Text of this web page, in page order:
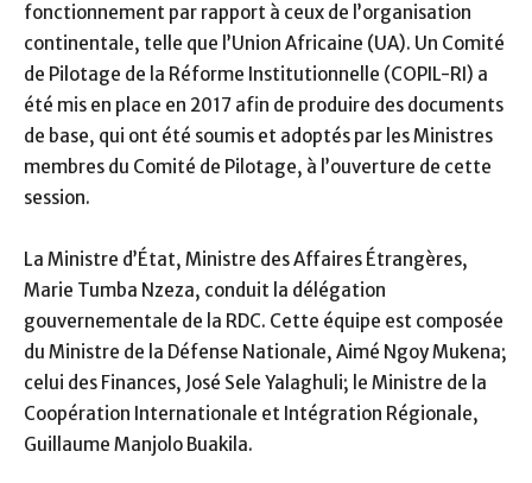
fonctionnement par rapport à ceux de l’organisation
continentale, telle que l’Union Africaine (UA). Un Comité
de Pilotage de la Réforme Institutionnelle (COPIL-RI) a
été mis en place en 2017 afin de produire des documents
de base, qui ont été soumis et adoptés par les Ministres
membres du Comité de Pilotage, à l’ouverture de cette
session.
La Ministre d’État, Ministre des Affaires Étrangères,
Marie Tumba Nzeza, conduit la délégation
gouvernementale de la RDC. Cette équipe est composée
du Ministre de la Défense Nationale, Aimé Ngoy Mukena;
celui des Finances, José Sele Yalaghuli; le Ministre de la
Coopération Internationale et Intégration Régionale,
Guillaume Manjolo Buakila.